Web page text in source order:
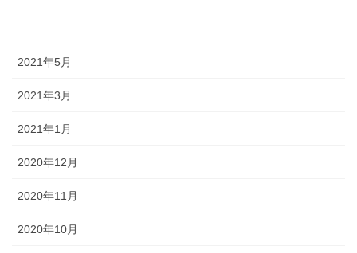
2021年5月
2021年3月
2021年1月
2020年12月
2020年11月
2020年10月